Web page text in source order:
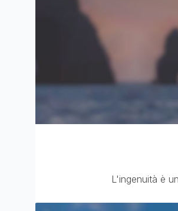
L'ingenuità è